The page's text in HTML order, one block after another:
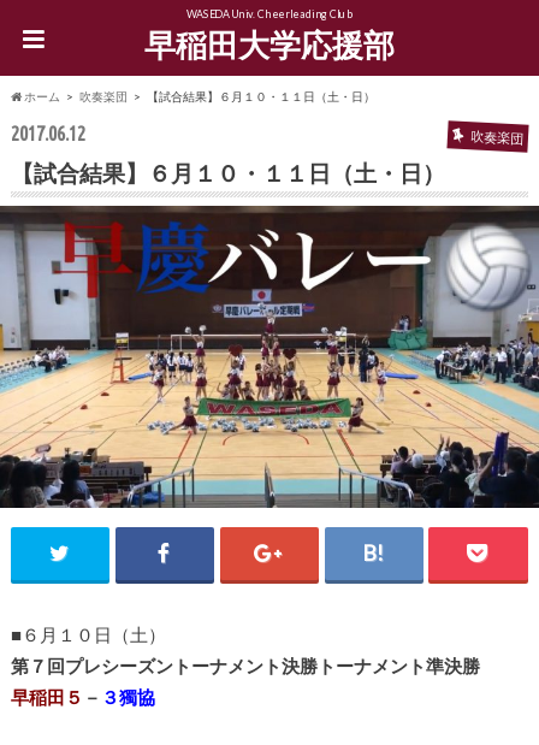
WASEDA Univ. Cheerleading Club
早稲田大学応援部
ホーム 吹奏楽団 【試合結果】６月１０・１１日（土・日）
2017.06.12 吹奏楽団
【試合結果】６月１０・１１日（土・日）
■６月１０日（土）
第７回プレシーズントーナメント決勝トーナメント準決勝
早稲田５ － ３獨協